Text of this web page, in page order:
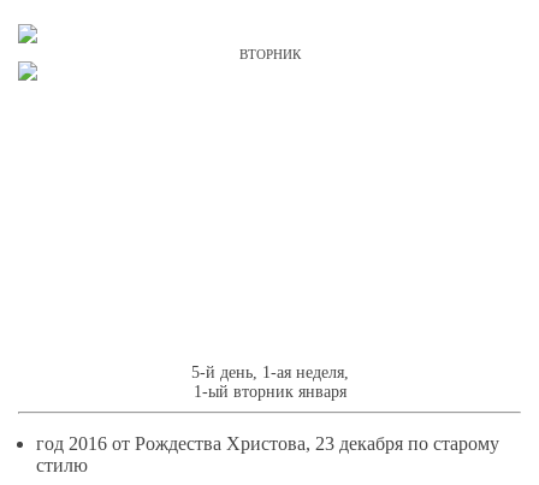
ВТОРНИК
5-й день, 1-ая неделя,
1-ый вторник января
год 2016 от Рождества Христова, 23 декабря по старому
стилю